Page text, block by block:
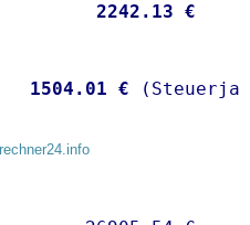
2242.13 €
1504.01 €